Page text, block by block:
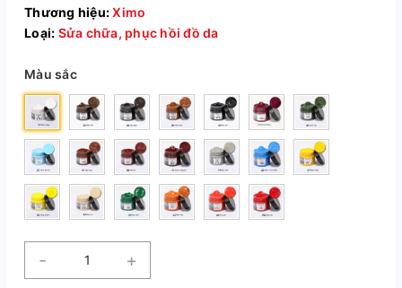
Thương hiệu:Ximo
Loại: Sửa chữa, phục hồi đồ da
Màu sắc
- +